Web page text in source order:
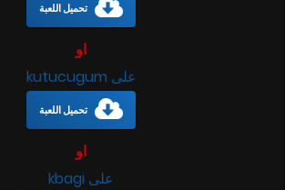
تحميل اللعبة
او
على kutucugum
تحميل اللعبة
او
على kbagi